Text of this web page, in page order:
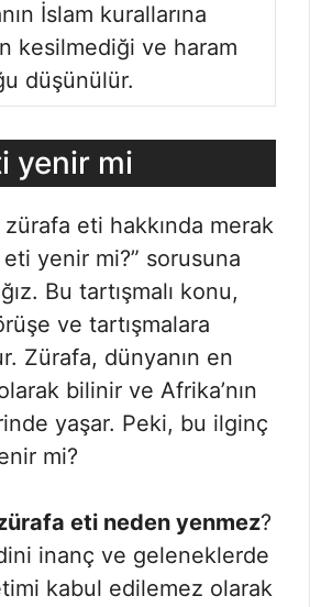
İslam kurallarına
kesilmediği ve haram
düşünülür.
yenir mi
eti hakkında merak
yenir mi?” sorusuna
Bu tartışmalı konu,
ve tartışmalara
Zürafa, dünyanın en
bilinir ve Afrika’nın
yaşar. Peki, bu ilginç
mi?
eti neden yenmez?
inanç ve geleneklerde
kabul edilemez olarak